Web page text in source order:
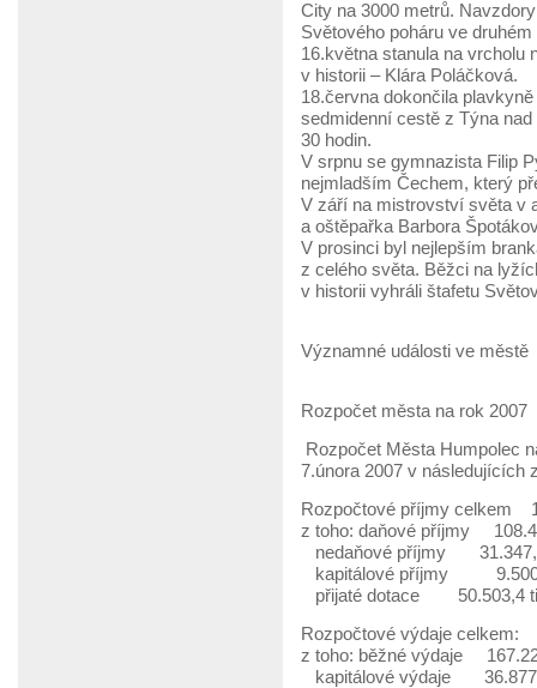
City na 3000 metrů.
Světového poháru ve
16.května stanula na
v historii – Klára Poláčková.
18.června dokončila
sedmidenní cestě z Týna
30 hodin.
V srpnu se gymnazista Filip
nejmladším Čechem, který
V září na mistrovství světa v
a oštěpařka Barbora
V prosinci byl nejlepším
z celého světa. Běžci na
v historii vyhráli štafetu
Významné události ve městě
Rozpočet města na rok 2007
Rozpočet Města Humpolec
7.února 2007 v následujících
Rozpočtové příjmy celkem
z toho: daňové příjmy
nedaňové příjmy
kapitálové příjmy
přijaté dotace 50.503,4
Rozpočtové výdaje celkem:
z toho: běžné výdaje
kapitálové výdaje